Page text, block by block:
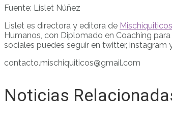
Fuente: Lislet Núñez
Lislet es directora y editora de
Humanos, con Diplomado en Coaching
sociales puedes seguir en twitter,
contacto.mischiquiticos@gmail.com
Noticias